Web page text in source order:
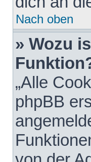
Nach oben
» Wozu
„Alle
phpBB